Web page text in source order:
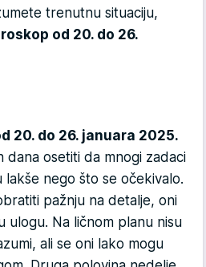
trenutnu situaciju,
od 20. do 26.
20. do 26. januara 2025.
dana osetiti da mnogi zadaci
lakše nego što se očekivalo.
pažnju na detalje, oni
ulogu. Na ličnom planu nisu
ali se oni lako mogu